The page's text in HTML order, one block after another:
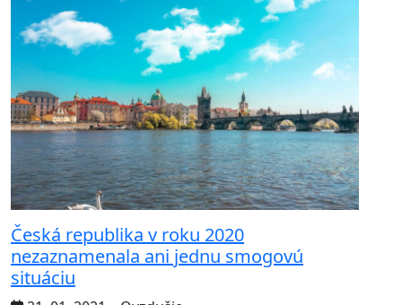
Česká republika v roku 2020
nezaznamenala ani jednu smogovú
situáciu